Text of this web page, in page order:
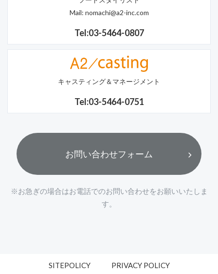
Mail: nomachi@a2-inc.com
Tel:03-5464-0807
キャスティング＆マネージメント
Tel:03-5464-0751
お問い合わせフォーム
※お急ぎの場合はお電話でのお問い合わせをお願いいたしま
す。
SITEPOLICY PRIVACY POLICY